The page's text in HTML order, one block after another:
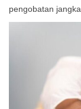
pengobatan